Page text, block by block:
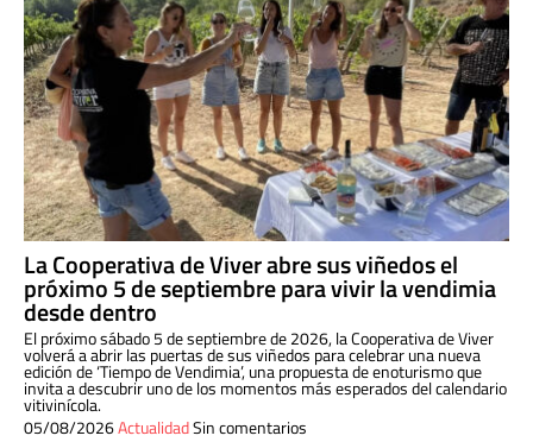
La Cooperativa de Viver abre sus viñedos el
próximo 5 de septiembre para vivir la vendimia
desde dentro
El próximo sábado 5 de septiembre de 2026, la Cooperativa de Viver
volverá a abrir las puertas de sus viñedos para celebrar una nueva
edición de ‘Tiempo de Vendimia’, una propuesta de enoturismo que
invita a descubrir uno de los momentos más esperados del calendario
vitivinícola.
05/08/2026ActualidadSin comentarios